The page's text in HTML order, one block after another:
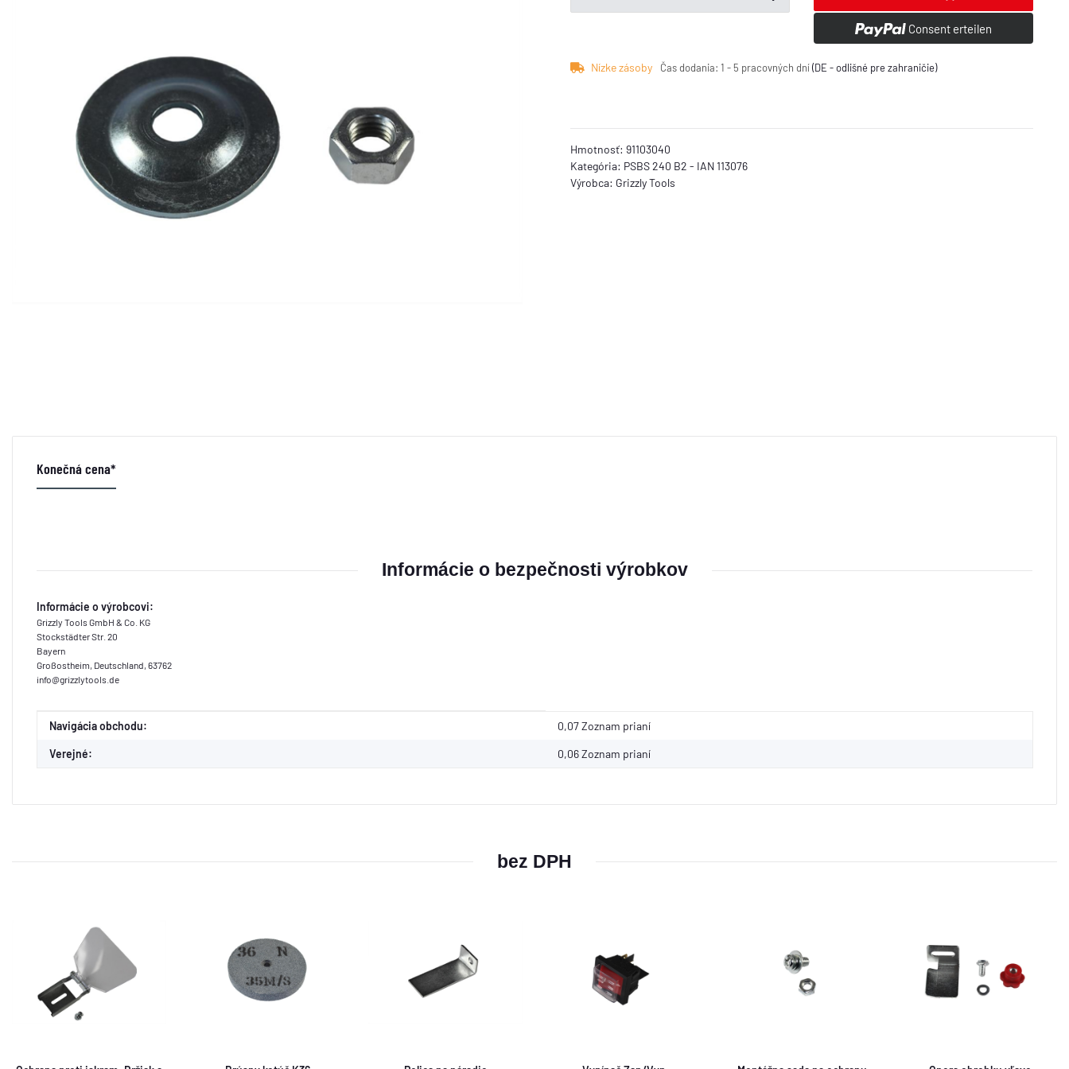
Consent erteilen
Nízke zásoby Čas dodania: 1 - 5 pracovných dní(DE - odlišné pre zahraničie)
Hmotnosť: 91103040
Kategória: PSBS 240 B2 - IAN 113076
Výrobca: Grizzly Tools
Konečná cena*
Informácie o bezpečnosti výrobkov
Informácie o výrobcovi:
Grizzly Tools GmbH & Co. KG
Stockstädter Str. 20
Bayern
Großostheim, Deutschland, 63762
info@grizzlytools.de
Ďalšia konfiguračná skupina
na ďalšiu položku
Navigácia obchodu: 0,07 Zoznam prianí
Verejné: 0,06Zoznam prianí
bez DPH